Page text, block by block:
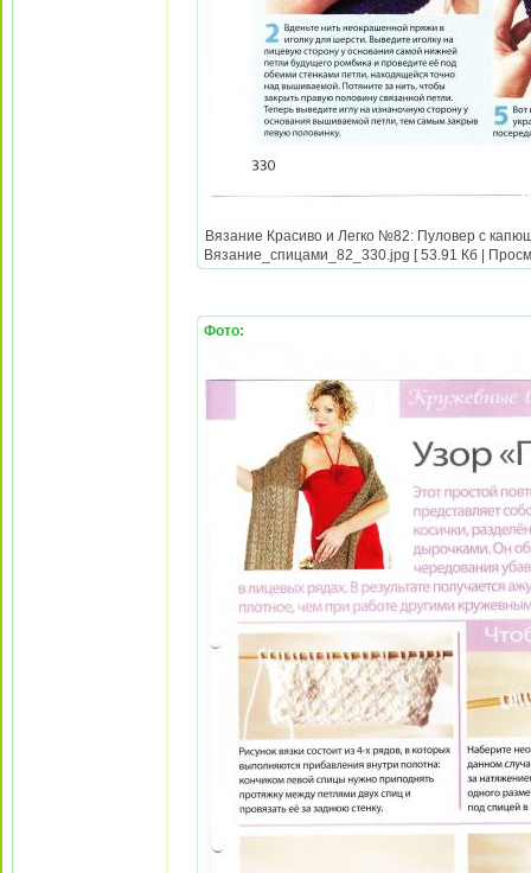
Вязание Красиво и Легко №82: Пуловер с
Вязание_спицами_82_330.jpg [ 53.91 Кб |
Фото: